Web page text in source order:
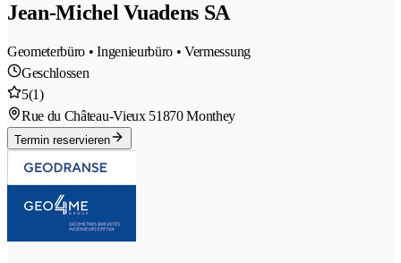
Jean-Michel Vuadens SA
Geometerbüro • Ingenieurbüro • Vermessung
Geschlossen
5(1)
Rue du Château-Vieux 51870 Monthey
Termin reservieren